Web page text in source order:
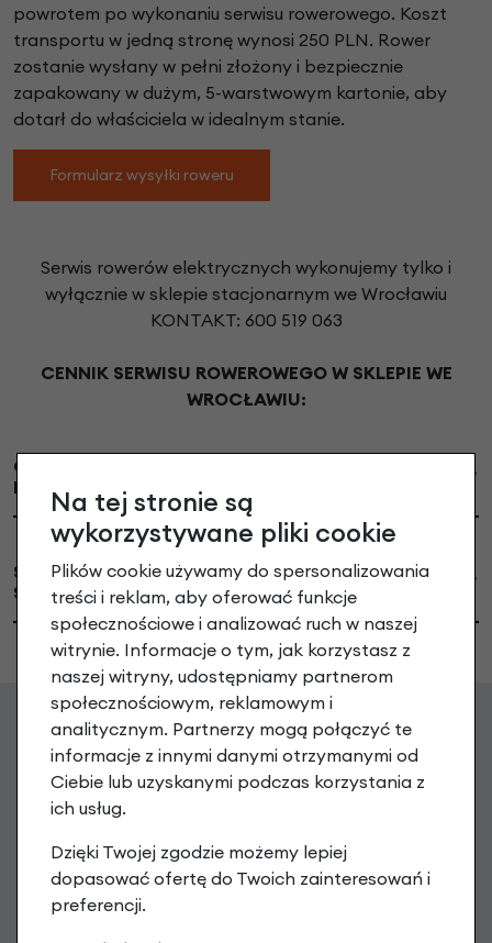
powrotem po wykonaniu serwisu rowerowego. Koszt
transportu w jedną stronę wynosi 250 PLN. Rower
zostanie wysłany w pełni złożony i bezpiecznie
zapakowany w dużym, 5-warstwowym kartonie, aby
dotarł do właściciela w idealnym stanie.
Formularz wysyłki roweru
Serwis rowerów elektrycznych wykonujemy tylko i
wyłącznie w sklepie stacjonarnym we Wrocławiu
KONTAKT: 600 519 063
CENNIK SERWISU ROWEROWEGO W SKLEPIE WE
WROCŁAWIU:
Cennik naprawy rowerów Sparta, Batavus, KOGA,
Hercules z systemem ION Technology: :
Serwis rowerów elektrycznych NuVinci Harmony
Sync - Bosch Active / Performance.
Zgarnij 20 zł na pierwsze
Zapisz się do newslettera, aby otrzymać Kod na zakup
powyżej 199 PLN oraz informacje o nowościach i promocjach
Na tej stronie są
wykorzystywane pliki cookie
Plików cookie używamy do spersonalizowania
treści i reklam, aby oferować funkcje
społecznościowe i analizować ruch w naszej
witrynie. Informacje o tym, jak korzystasz z
naszej witryny, udostępniamy partnerom
społecznościowym, reklamowym i
analitycznym. Partnerzy mogą połączyć te
informacje z innymi danymi otrzymanymi od
Ciebie lub uzyskanymi podczas korzystania z
ich usług.
Dzięki Twojej zgodzie możemy lepiej
dopasować ofertę do Twoich zainteresowań i
preferencji.